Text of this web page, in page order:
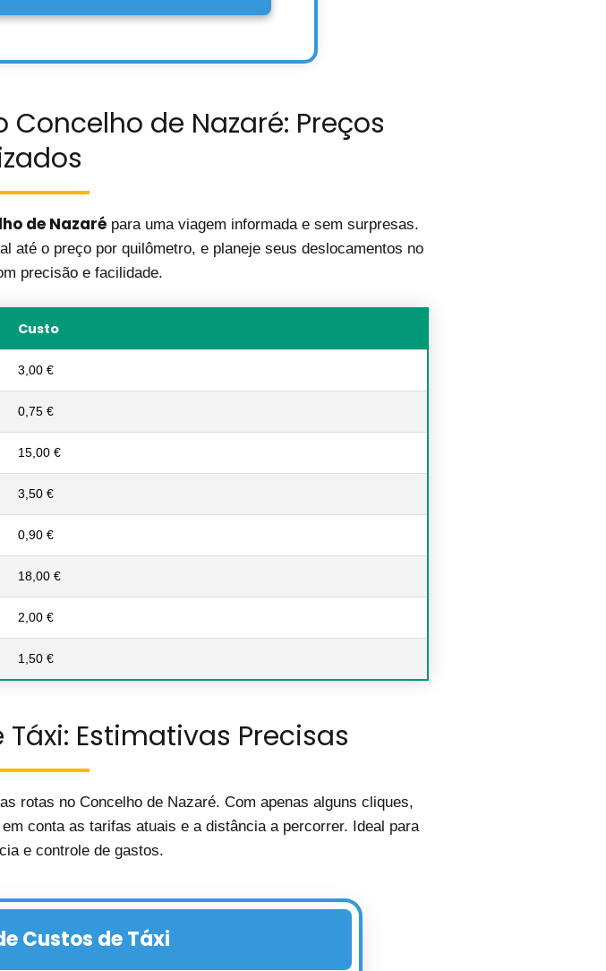
de Nazaré: Preços
de Nazaré para uma viagem informada e sem surpresas.
até o preço por quilômetro, e planeje seus deslocamentos no
precisão e facilidade.
Custo
3,00 €
0,75 €
15,00 €
3,50 €
0,90 €
18,00 €
2,00 €
1,50 €
Estimativas Precisas
rotas no Concelho de Nazaré. Com apenas alguns cliques,
conta as tarifas atuais e a distância a percorrer. Ideal para
e controle de gastos.
Custos de Táxi